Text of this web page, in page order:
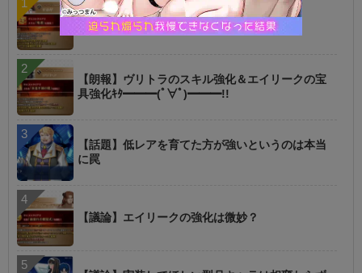
【指摘】卑弥呼の強化はぶっ壊れじゃない？
【朗報】ヴリトラのスキル強化＆エイリークの宝
具強化ｷﾀ━━━(ﾟ∀ﾟ)━━━!!
【話題】低レアを育てた方が強いというのは本当
に罠
【議論】エイリークの強化は微妙？